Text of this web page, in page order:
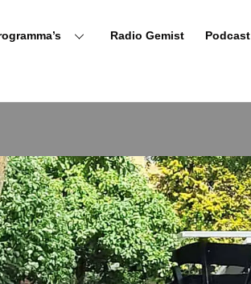
Radio Gemist Podcast